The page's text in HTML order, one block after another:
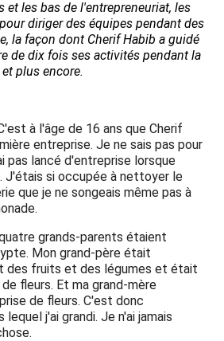
et les bas de l'entrepreneuriat, les
diriger des équipes pendant des
la façon dont Cherif Habib a guidé
de dix fois ses activités pendant la
plus encore.
à l'âge de 16 ans que Cherif
entreprise. Je ne sais pas pour
pas lancé d'entreprise lorsque
J'étais si occupée à nettoyer le
que je ne songeais même pas à
grands-parents étaient
Mon grand-père était
des fruits et des légumes et était
fleurs. Et ma grand-mère
de fleurs. C'est donc
lequel j'ai grandi. Je n'ai jamais